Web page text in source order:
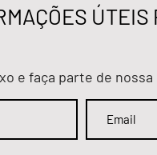
e faça parte de